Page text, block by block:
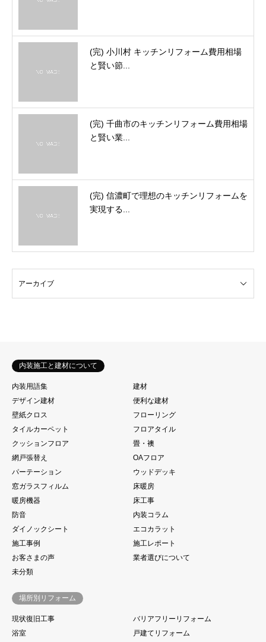
(完) 小川村 キッチンリフォーム費用相場
と賢い節...
(完) 千曲市のキッチンリフォーム費用相場
と賢い業...
(完) 信濃町で理想のキッチンリフォームを
実現する...
内装施工と建材について
内装用語集
建材
デザイン建材
便利な建材
壁紙クロス
フローリング
タイルカーペット
フロアタイル
クッションフロア
畳・襖
網戸張替え
OAフロア
パーテーション
ウッドデッキ
窓ガラスフィルム
床暖房
暖房機器
床工事
防音
内装コラム
ダイノックシート
エコカラット
施工事例
施工レポート
お客さまの声
業者選びについて
未分類
場所別リフォーム
現状復旧工事
バリアフリーリフォーム
浴室
戸建てリフォーム